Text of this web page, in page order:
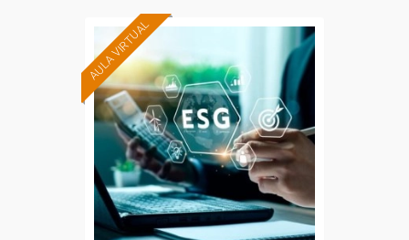
AULA VIRTUAL Formación 100%
subvencionada.
Para desempleados,
trabajadores y autónomos.
Para todos los sectores.